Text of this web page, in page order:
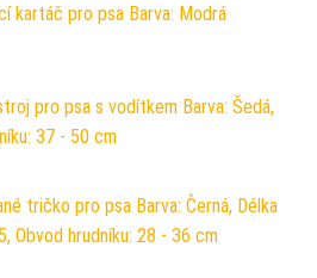
kartáč pro psa Barva: Modrá
pro psa s vodítkem Barva: Šedá,
37 - 50 cm
tričko pro psa Barva: Černá, Délka
Obvod hrudníku: 28 - 36 cm